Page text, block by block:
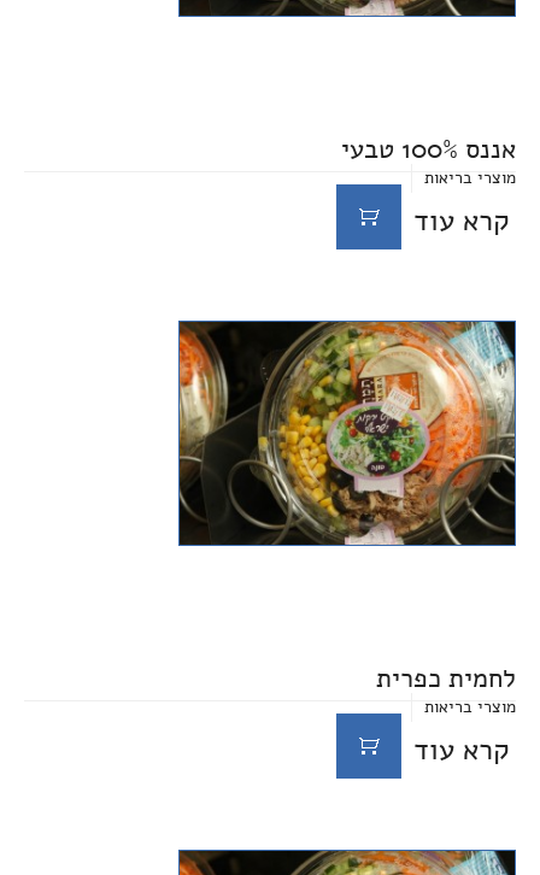
אננס 100% טבעי
מוצרי בריאות
קרא עוד
לחמית כפרית
מוצרי בריאות
קרא עוד